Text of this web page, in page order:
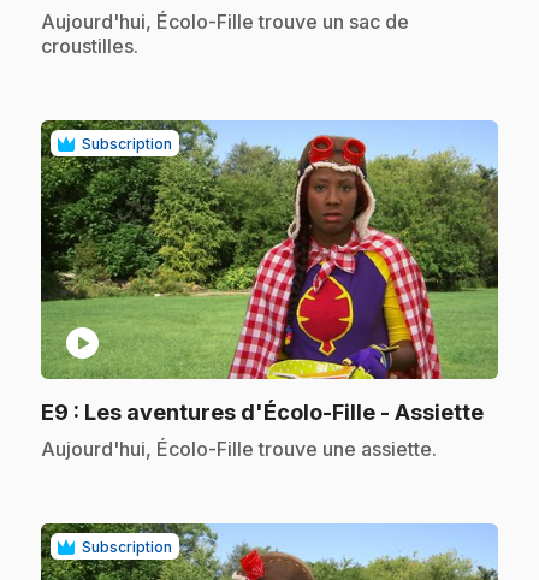
.Aujourd'hui, Écolo-Fille trouve un sac de
croustilles.
Subscription
play_circle
E9 : Les aventures d'Écolo-Fille - Assiette.
.Aujourd'hui, Écolo-Fille trouve une assiette.
Subscription